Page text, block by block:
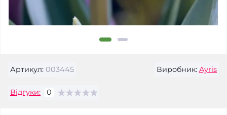
Артикул: 003445 Виробник: Ayris
Відгуки: 0